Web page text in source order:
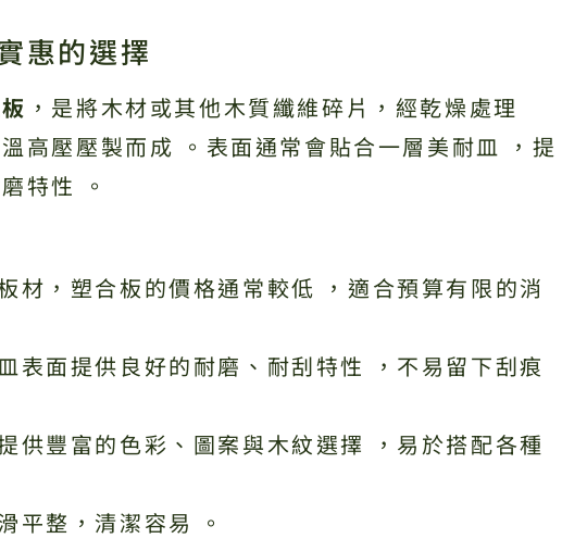
惠的選擇
，是將木材或其他木質纖維碎片，經乾燥處理
高壓壓製而成 。表面通常會貼合一層美耐皿 ，提
特性 。
材，塑合板的價格通常較低 ，適合預算有限的消
表面提供良好的耐磨、耐刮特性 ，不易留下刮痕
供豐富的色彩、圖案與木紋選擇 ，易於搭配各種
平整，清潔容易 。